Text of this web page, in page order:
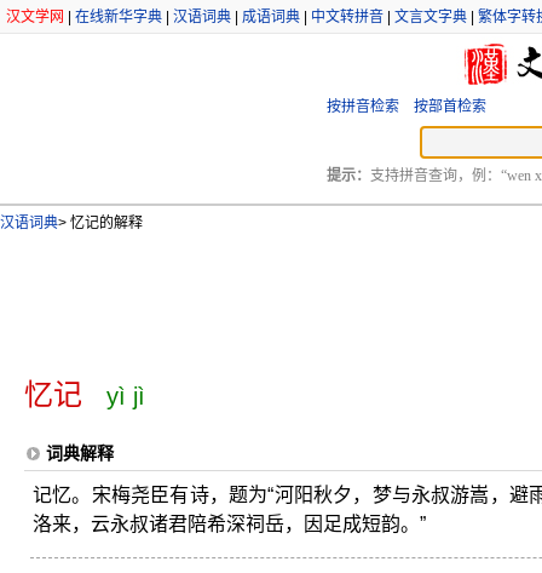
汉文学网 在线新华字典 汉语词典 成语词典 中文转拼音 文言文字典 繁体字转
按拼音检索 按部首检索
提示： 支持拼音查询，例：“wen
汉语词典> 忆记的解释
忆记 yì jì
词典解释
记忆。宋梅尧臣有诗，题为“河阳秋夕，梦与永叔游嵩，
洛来，云永叔诸君陪希深祠岳，因足成短韵。”